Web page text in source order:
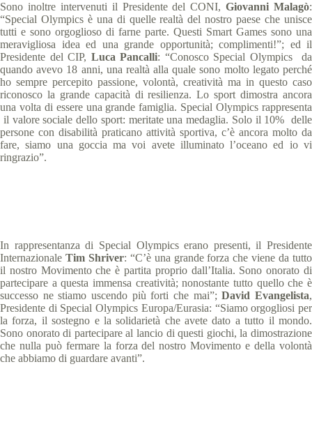
Sono inoltre intervenuti il Presidente del CONI,Giovanni Malagò:
“Special Olympics è una di quelle realtà del nostro paese che unisce
tutti e sono orgoglioso di farne parte. Questi Smart Games sono una
meravigliosa idea ed una grande opportunità; complimenti!”; ed il
Presidente del CIP, Luca Pancalli: “Conosco Special Olympics da
quando avevo 18 anni, una realtà alla quale sono molto legato perché
ho sempre percepito passione, volontà, creatività ma in questo caso
riconosco la grande capacità di resilienza. Lo sport dimostra ancora
una volta di essere una grande famiglia. Special Olympics rappresenta
il valore sociale dello sport: meritate una medaglia. Solo il 10% delle
persone con disabilità praticano attività sportiva, c’è ancora molto da
fare, siamo una goccia ma voi avete illuminato l’oceano ed io vi
ringrazio”.
In rappresentanza di Special Olympics erano presenti, il Presidente
Internazionale Tim Shriver: “C’è una grande forza che viene da tutto
il nostro Movimento che è partita proprio dall’Italia. Sono onorato di
partecipare a questa immensa creatività; nonostante tutto quello che è
successo ne stiamo uscendo più forti che mai”;David Evangelista,
Presidente di Special Olympics Europa/Eurasia: “Siamo orgogliosi per
la forza, il sostegno e la solidarietà che avete dato a tutto il mondo.
Sono onorato di partecipare al lancio di questi giochi, la dimostrazione
che nulla può fermare la forza del nostro Movimento e della volontà
che abbiamo di guardare avanti”.